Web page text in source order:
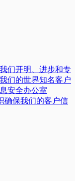
们开明、进步和专
们的世界知名客户
安全办公室
确保我们的客户信